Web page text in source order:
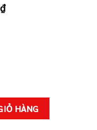
₫Giá
số lượng
HÀNG